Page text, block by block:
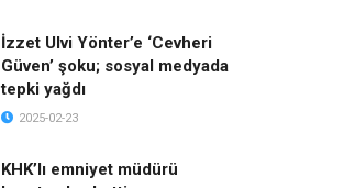
İzzet Ulvi Yönter’e ‘Cevheri
Güven’ şoku; sosyal medyada
tepki yağdı
2025-02-23
KHK’lı emniyet müdürü